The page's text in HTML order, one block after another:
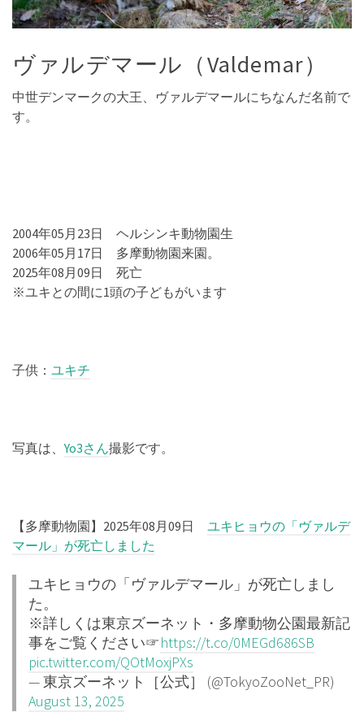
ヴァルデマール（Valdemar）
中世デンマークの大王、ヴァルデマールにちなんだ名前で
す。
2004年05月23日 ヘルシンキ動物園生
2006年05月17日 多摩動物園来園。
2025年08月09日 死亡
※ユキとの間に1頭の子どもがいます
子供： ユキチ
写真は、Yo3さん撮影です。
【多摩動物園】2025年08月09日 ユキヒョウの「ヴァルデ
マール」が死亡しました
ユキヒョウの「ヴァルデマール」が死亡しまし
た。
※詳しくは東京ズーネット・多摩動物公園最新記
事をご覧ください☞https://t.co/0MEGd686SB
pic.twitter.com/QOtMoxjPXs
— 東京ズーネット［公式］ (@TokyoZooNet_PR)
August 13, 2025